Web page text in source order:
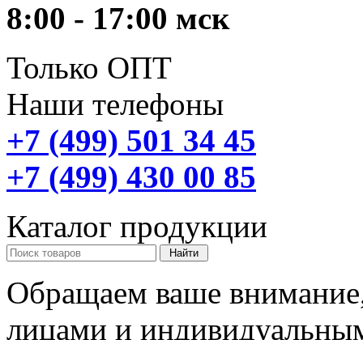
8:00 - 17:00 мск
Только ОПТ
Наши телефоны
+7 (499) 501 34 45
+7 (499) 430 00 85
Каталог продукции
Обращаем ваше
лицами и